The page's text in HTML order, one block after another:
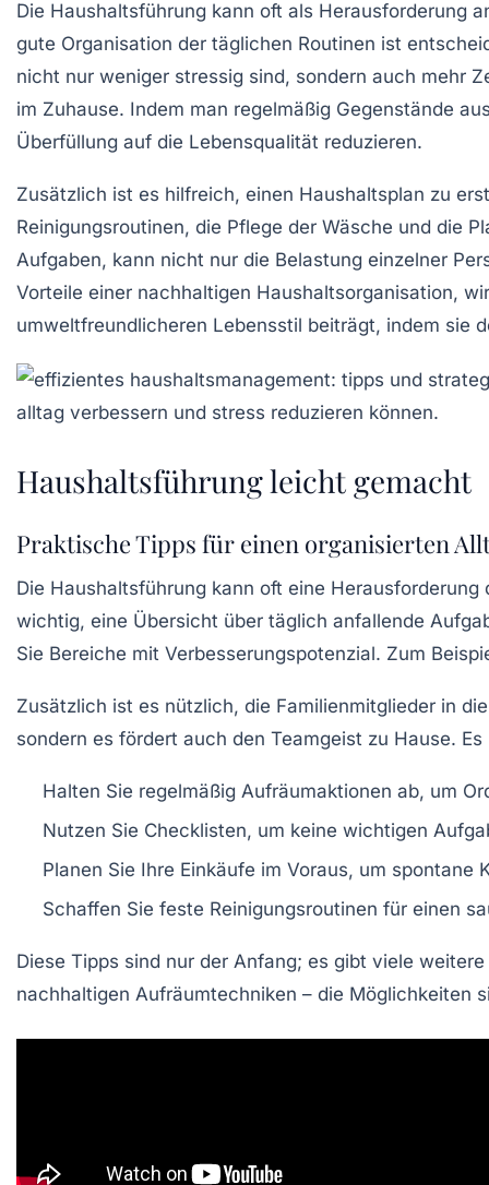
Die Haushaltsführung kann oft als Herausforderung
gute Organisation der täglichen Routinen ist
nicht nur weniger stressig sind, sondern auch mehr
im Zuhause. Indem man regelmäßig Gegenstände
Überfüllung auf die Lebensqualität reduzieren.
Zusätzlich ist es hilfreich, einen Haushaltsplan zu
Reinigungsroutinen, die Pflege der Wäsche und die
Aufgaben, kann nicht nur die Belastung einzelner
Vorteile einer nachhaltigen Haushaltsorganisation,
umweltfreundlicheren Lebensstil beiträgt, indem sie
Haushaltsführung leicht gemacht
Praktische Tipps für einen organisierten
Die Haushaltsführung kann oft eine
wichtig, eine Übersicht über täglich anfallende
Sie Bereiche mit Verbesserungspotenzial. Zum
Zusätzlich ist es nützlich, die Familienmitglieder in
sondern es fördert auch den Teamgeist zu Hause.
Halten Sie regelmäßig Aufräumaktionen ab, um
Nutzen Sie Checklisten, um keine wichtigen
Planen Sie Ihre Einkäufe im Voraus, um spontane
Schaffen Sie feste Reinigungsroutinen für einen
Diese Tipps sind nur der Anfang; es gibt viele
nachhaltigen Aufräumtechniken – die Möglichkeiten